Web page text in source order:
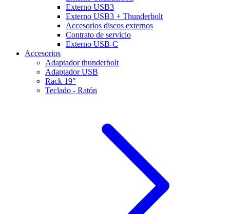
Externo USB3
Externo USB3 + Thunderbolt
Accesorios discos externos
Contrato de servicio
Externo USB-C
Accesorios
Adaptador thunderbolt
Adaptador USB
Rack 19"
Teclado - Ratón